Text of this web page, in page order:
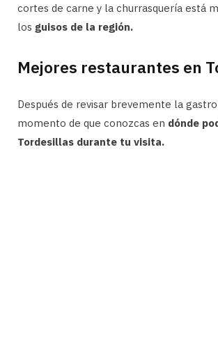
cortes de carne y la churrasquería está
los guisos de la región.
Mejores restaurantes en
Después de revisar brevemente la
momento de que conozcas en dónde
Tordesillas durante tu visita.